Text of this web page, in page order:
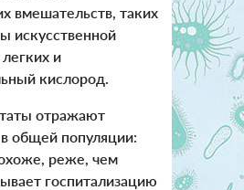
вмешательств, таких
искусственной
и
кислород.
отражают
общей популяции:
реже, чем
госпитализацию